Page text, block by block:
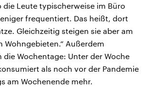
Leute typischerweise im Büro
frequentiert. Das heißt, dort
Gleichzeitig steigen sie aber am
Wohngebieten.“ Außerdem
die Wochentage: Unter der Woche
als noch vor der Pandemie
am Wochenende mehr.